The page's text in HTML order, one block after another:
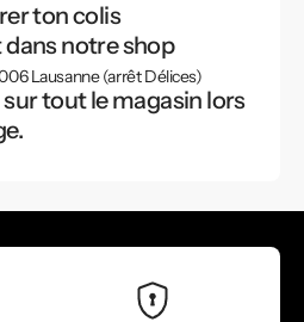
ton colis
notre shop
Lausanne (arrêt Délices)
sur tout le magasin lors